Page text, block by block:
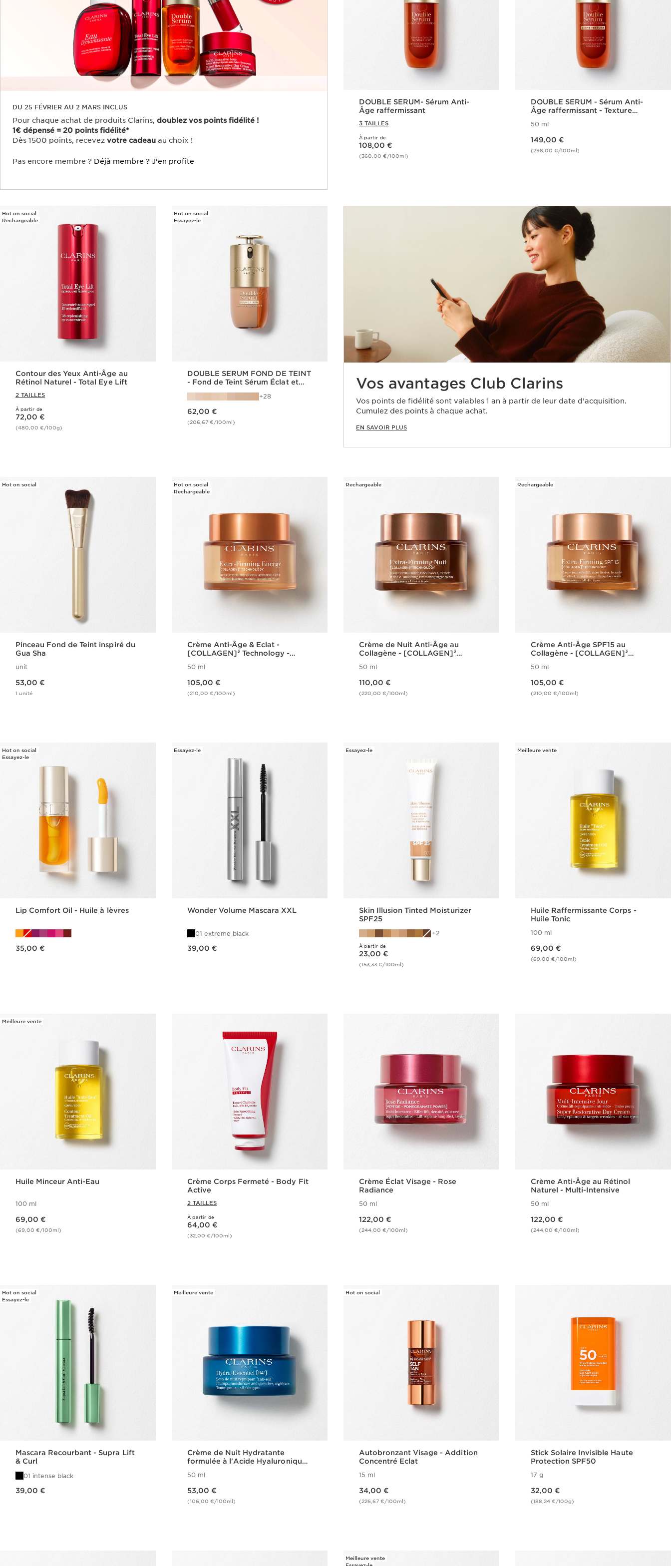
DU 25 FÉVRIER AU 2 MARS INCLUS
Pour chaque achat de produits Clarins, doublez vos points fidélité !
1€ dépensé = 20 points fidélité*
Dès 1500 points, recevez votre cadeau au choix !
Pas encore membre ? Déjà membre ? J'en profite
DOUBLE SERUM- Sérum Anti-
Âge raffermissant
3 TAILLES
À partir de
Nouveau prix 108,00 €
108,00 €
(360,00 €/100ml)
DOUBLE SERUM - Sérum Anti-
Âge raffermissant - Texture
50 ml
149,00 €
(298,00 €/100ml)
Hot on social
Rechargeable
Contour des Yeux Anti-Âge au
Rétinol Naturel - Total Eye Lift
2 TAILLES
À partir de
Nouveau prix 72,00 €
72,00 €
(480,00 €/100g)
Hot on social
Essayez-le
DOUBLE SERUM FOND DE TEINT
- Fond de Teint Sérum Éclat et
28
62,00 €
(206,67 €/100ml)
Vos avantages Club Clarins
Vos points de fidélité sont valables 1 an à partir de leur date d’acquisition.
Cumulez des points à chaque achat.
EN SAVOIR PLUS
Hot on social
Pinceau Fond de Teint inspiré du
Gua Sha
unit
53,00 €
1 unité
Hot on social
Rechargeable
Crème Anti-Âge & Eclat -
[COLLAGEN]³ Technology -
50 ml
105,00 €
(210,00 €/100ml)
Rechargeable
Crème de Nuit Anti-Âge au
Collagène - [COLLAGEN]³
50 ml
110,00 €
(220,00 €/100ml)
Rechargeable
Crème Anti-Âge SPF15 au
Collagène - [COLLAGEN]³
50 ml
105,00 €
(210,00 €/100ml)
Hot on social
Essayez-le
Lip Comfort Oil - Huile à lèvres
35,00 €
Essayez-le
Wonder Volume Mascara XXL
01 extreme black
39,00 €
Essayez-le
Skin Illusion Tinted Moisturizer
SPF25
2
À partir de
Nouveau prix 23,00 €
23,00 €
(153,33 €/100ml)
Meilleure vente
Huile Raffermissante Corps -
Huile Tonic
100 ml
69,00 €
(69,00 €/100ml)
Meilleure vente
Huile Minceur Anti-Eau
100 ml
69,00 €
(69,00 €/100ml)
Crème Corps Fermeté - Body Fit
Active
2 TAILLES
À partir de
Nouveau prix 64,00 €
64,00 €
(32,00 €/100ml)
Crème Éclat Visage - Rose
Radiance
50 ml
122,00 €
(244,00 €/100ml)
Crème Anti-Âge au Rétinol
Naturel - Multi-Intensive
50 ml
122,00 €
(244,00 €/100ml)
Hot on social
Essayez-le
Mascara Recourbant - Supra Lift
& Curl
01 intense black
39,00 €
Meilleure vente
Crème de Nuit Hydratante
formulée à l'Acide Hyaluronique -
50 ml
53,00 €
(106,00 €/100ml)
Hot on social
Autobronzant Visage​ - Addition
Concentré Eclat
15 ml
34,00 €
(226,67 €/100ml)
Stick Solaire Invisible Haute
Protection SPF50
17 g
32,00 €
(188,24 €/100g)
Meilleure vente